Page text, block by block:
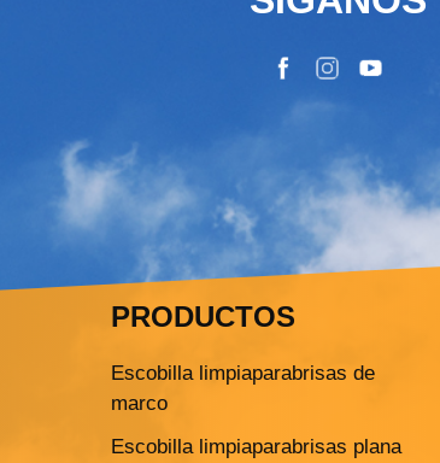
PRODUCTOS
Escobilla limpiaparabrisas de
marco
Escobilla limpiaparabrisas plana